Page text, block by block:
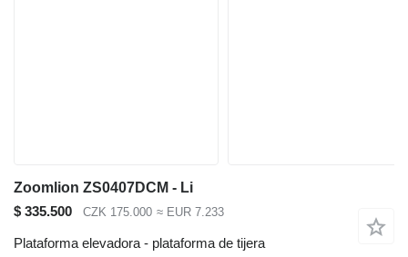
Zoomlion ZS0407DCM - Li
$ 335.500
CZK 175.000 ≈ EUR 7.233
Plataforma elevadora - plataforma de tijera